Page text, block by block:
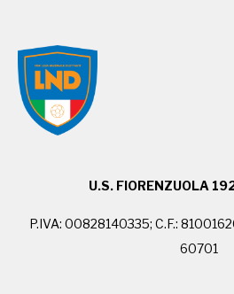
U.S. FIORENZUOLA
P.IVA: 00828140335; C.F.:
60701